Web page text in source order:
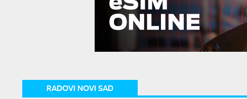
RADOVI NOVI SAD